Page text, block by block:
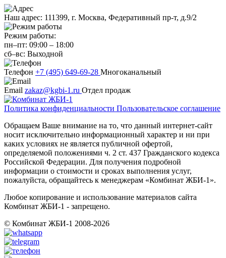
Наш адрес: 111399, г. Москва, Федеративный пр-т, д.9/2
Режим работы:
пн–пт: 09:00 – 18:00
сб–вс: Выходной
Телефон +7 (495) 649-69-28 Многоканальный
Email zakaz@kgbi-1.ru Отдел продаж
Политика конфиденциальности Пользовательское соглашение
Обращаем Ваше внимание на то, что данный интернет-сайт
носит исключительно информационный характер и ни при
каких условиях не является публичной офертой,
определяемой положениями ч. 2 ст. 437 Гражданского кодекса
Российской Федерации. Для получения подробной
информации о стоимости и сроках выполнения услуг,
пожалуйста, обращайтесь к менеджерам «Комбинат ЖБИ-1».
Любое копирование и использование материалов сайта
Комбинат ЖБИ-1 - запрещено.
© Комбинат ЖБИ-1 2008-2026